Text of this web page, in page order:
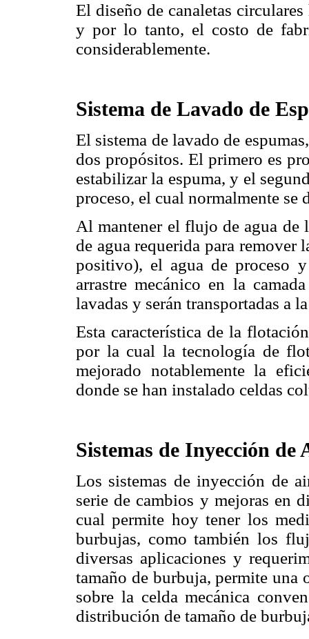
El diseño de canaletas
y por lo tanto, el costo de
considerablemente.
Sistema de Lavado de
El sistema de lavado de
dos propósitos. El primero es
estabilizar la espuma, y el
proceso, el cual normalmente se
Al mantener el flujo de agua de
de agua requerida para
positivo), el agua de proceso
arrastre mecánico en la
lavadas y serán transportadas a
Esta característica de la
por la cual la tecnología de
mejorado notablemente la
donde se han instalado celdas
Sistemas de Inyección de
Los sistemas de inyección de
serie de cambios y mejoras en
cual permite hoy tener los
burbujas, como también los
diversas aplicaciones y
tamaño de burbuja, permite una
sobre la celda mecánica
distribución de tamaño de